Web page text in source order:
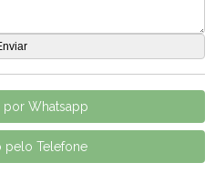
por Whatsapp
pelo Telefone